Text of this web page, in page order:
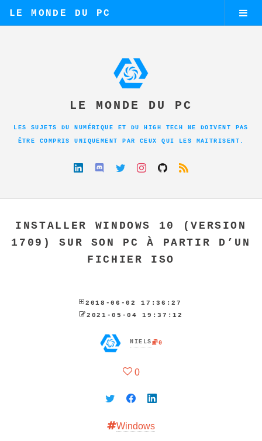
LE MONDE DU PC
LE MONDE DU PC
LES SUJETS DU NUMÉRIQUE ET DU HIGH TECH NE DOIVENT PAS
ÊTRE COMPRIS UNIQUEMENT PAR CEUX QUI LES MAITRISENT.
INSTALLER WINDOWS 10 (VERSION
1709) SUR SON PC À PARTIR D’UN
FICHIER ISO
2018-06-02 17:36:27
2021-05-04 19:37:12
0
NIELS
0
Windows